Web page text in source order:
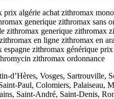
algérie achat zithromax
generique zithromax
zithromax generique
en ligne zithromax en
zithromax générique
zithromax ordonnance
d’Hères, Vosges,
Paul, Colomiers,
Saint-André, Saint-Denis,